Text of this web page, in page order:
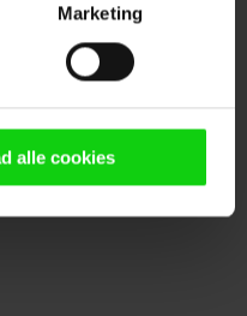
til statistik og
oplysninger på din
lave
Marketing
alle cookies